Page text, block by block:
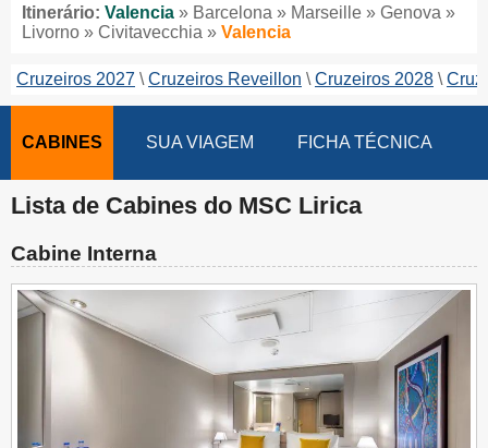
Itinerário: Valencia » Barcelona » Marseille » Genova »
Livorno » Civitavecchia » Valencia
Cruzeiros 2027 Cruzeiros Reveillon Cruzeiros 2028
CABINES SUA VIAGEM FICHA TÉCNICA
Lista de Cabines do MSC Lirica
Cabine Interna